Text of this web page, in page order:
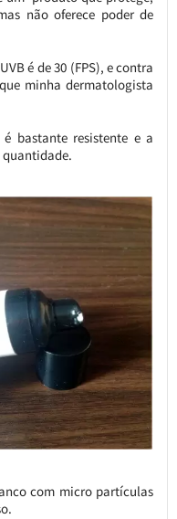
não oferece poder de
é de 30 (FPS), e contra
minha dermatologista
bastante resistente e a
quantidade.
com micro partículas